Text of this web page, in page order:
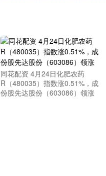
同花配资 4月24日化肥农药
R（480035）指数涨0.51%，成
份股先达股份（603086）领涨